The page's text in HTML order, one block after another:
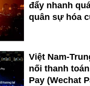
đẩy nhanh
quân sự hóa
Việt Nam-
nối thanh
Pay (Wechat